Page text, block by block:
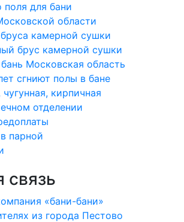
поля для бани
области
камерной сушки
брус камерной сушки
Московская область
сгниют полы в бане
кирпичная
отделении
парной
связь
«бани-бани»
из города Пестово